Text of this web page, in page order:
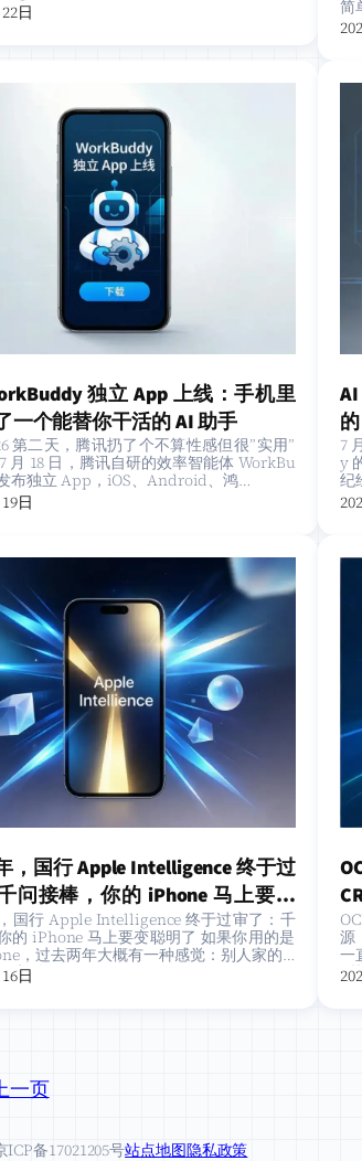
日
简
独立 App 上线：手机里
一个能替你干活的 AI 助手
第二天，腾讯扔了个不算性感但很”实用”
月 18 日，腾讯自研的效率智能体 WorkBu
布独立 App，iOS、Android、鸿…
日
7
y
纪
，国行 Apple Intelligence 终于过
问接棒，你的 iPhone 马上要变
国行 Apple Intelligence 终于过审了：千
的 iPhone 马上要变聪明了 如果你用的是
，过去两年大概有一种感觉：别人家的 S
邮件…
日
源
一
型
一页
ICP备17021205号站点地图隐私政策